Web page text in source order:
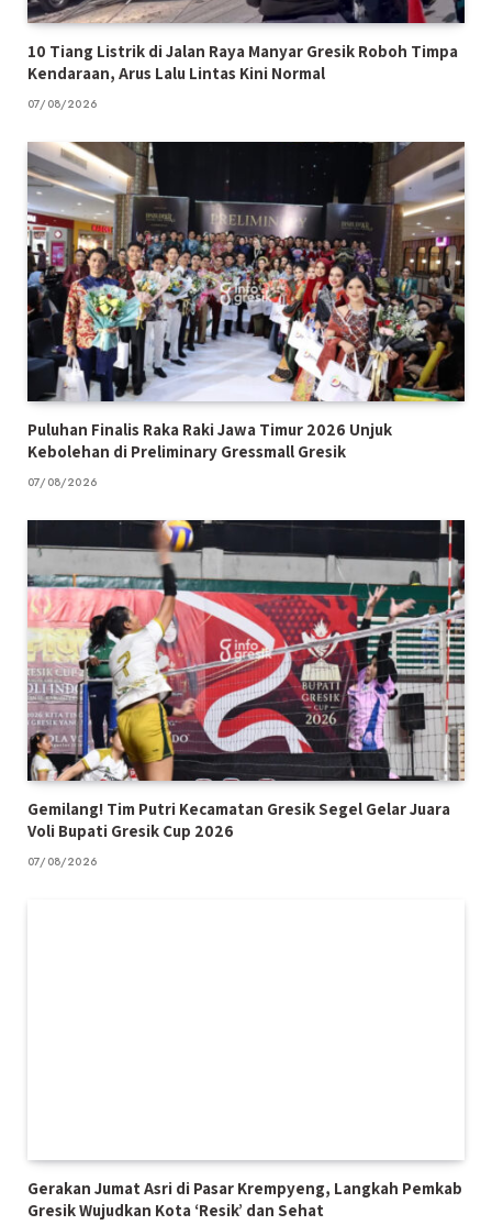
10 Tiang Listrik di Jalan Raya Manyar Gresik Roboh Timpa
Kendaraan, Arus Lalu Lintas Kini Normal
07/08/2026
Puluhan Finalis Raka Raki Jawa Timur 2026 Unjuk
Kebolehan di Preliminary Gressmall Gresik
07/08/2026
Gemilang! Tim Putri Kecamatan Gresik Segel Gelar Juara
Voli Bupati Gresik Cup 2026
07/08/2026
Gerakan Jumat Asri di Pasar Krempyeng, Langkah Pemkab
Gresik Wujudkan Kota ‘Resik’ dan Sehat